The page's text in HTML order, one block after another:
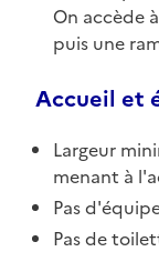
On accède
puis une
Accueil et
Largeur
menant à
Pas
Pas de